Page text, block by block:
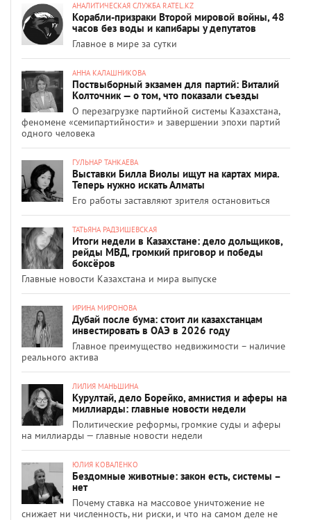
АНАЛИТИЧЕСКАЯ СЛУЖБА RATEL.KZ
Корабли-призраки Второй мировой войны, 48
часов без воды и капибары у депутатов
Главное в мире за сутки
АННА КАЛАШНИКОВА
Поствыборный экзамен для партий: Виталий
Колточник — о том, что показали съезды
О перезагрузке партийной системы Казахстана,
феномене «семипартийности» и завершении эпохи партий
одного человека
ГУЛЬНАР ТАНКАЕВА
Выставки Билла Виолы ищут на картах мира.
Теперь нужно искать Алматы
Его работы заставляют зрителя остановиться
ТАТЬЯНА РАДЗИШЕВСКАЯ
Итоги недели в Казахстане: дело дольщиков,
рейды МВД, громкий приговор и победы
боксёров
Главные новости Казахстана и мира выпуске
ИРИНА МИРОНОВА
Дубай после бума: стоит ли казахстанцам
инвестировать в ОАЭ в 2026 году
Главное преимущество недвижимости – наличие
реального актива
ЛИЛИЯ МАНЬШИНА
Курултай, дело Борейко, амнистия и аферы на
миллиарды: главные новости недели
Политические реформы, громкие суды и аферы
на миллиарды — главные новости недели
ЮЛИЯ КОВАЛЕНКО
Бездомные животные: закон есть, системы –
нет
Почему ставка на массовое уничтожение не
снижает ни численность, ни риски, и что на самом деле не